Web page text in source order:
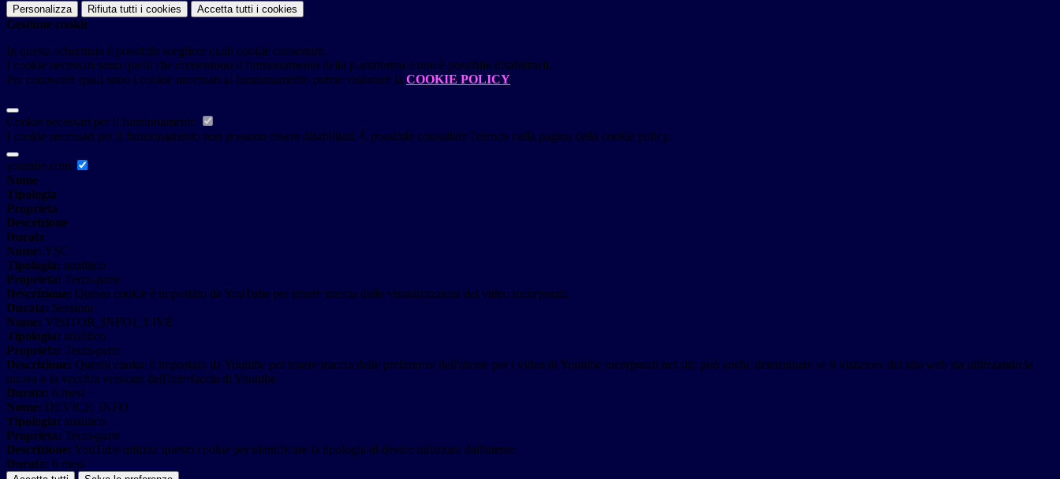
Personalizza Rifiuta tutti i cookies Accetta tutti i cookies
Gestione cookie
In questa schermata è possibile scegliere quali cookie consentire.
I cookie necessari sono quelli che consentono il funzionamento della piattaforma e non è possibile disabilitarli.
Per conoscere quali sono i cookie necessari al funzionamento potete visionare la COOKIE POLICY.
Cookie necessari per il funzionamento
I cookie necessari per il funzionamento non possono essere disabilitati. È possibile consultare l'elenco nella pagina della cookie policy.
youtube.com
Nome
Tipologia
Proprieta
Descrizione
Durata
Nome: YSC
Tipologia: analitico
Proprieta: Terza-parte
Descrizione: Questo cookie è impostato da YouTube per tenere traccia delle visualizzazioni dei video incorporati.
Durata: Sessione
Nome: VISITOR_INFO1_LIVE
Tipologia: analitico
Proprieta: Terza-parte
Descrizione: Questo cookie è impostato da Youtube per tenere traccia delle preferenze dell'utente per i video di Youtube incorporati nei siti; può anche determinare se il visitatore del sito web sta utilizzando la
nuova o la vecchia versione dell'interfaccia di Youtube.
Durata: 6 mesi
Nome: DEVICE_INFO
Tipologia: analitico
Proprieta: Terza-parte
Descrizione: YouTube utilizza questo cookie per identificare la tipologia di device utilizzata dall'utente
Durata: 6 mesi